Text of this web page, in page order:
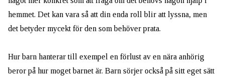
hemmet. Det kan vara så att din enda roll blir att lyssna, men
det betyder mycekt för den som behöver prata.
Hur barn hanterar till exempel en förlust av en nära anhörig
beror på hur moget barnet är. Barn sörjer också på sitt eget sätt